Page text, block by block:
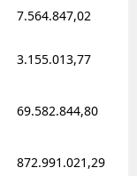
7.564.847,02
3.155.013,77
69.582.844,80
872.991.021,29